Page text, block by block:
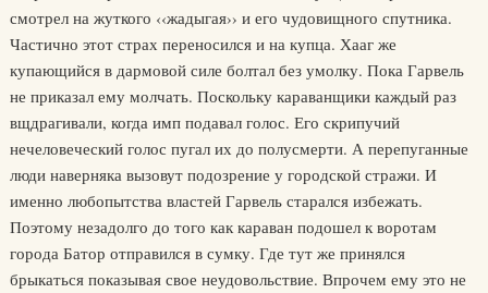
смотрел на жуткого ‹‹жадыгая›› и его чудовищного спутника.
Частично этот страх переносился и на купца. Хааг же
купающийся в дармовой силе болтал без умолку. Пока Гарвель
не приказал ему молчать. Поскольку караванщики каждый раз
вщдрагивали, когда имп подавал голос. Его скрипучий
нечеловеческий голос пугал их до полусмерти. А перепуганные
люди наверняка вызовут подозрение у городской стражи. И
именно любопытства властей Гарвель старался избежать.
Поэтому незадолго до того как караван подошел к воротам
города Батор отправился в сумку. Где тут же принялся
брыкаться показывая свое неудовольствие. Впрочем ему это не